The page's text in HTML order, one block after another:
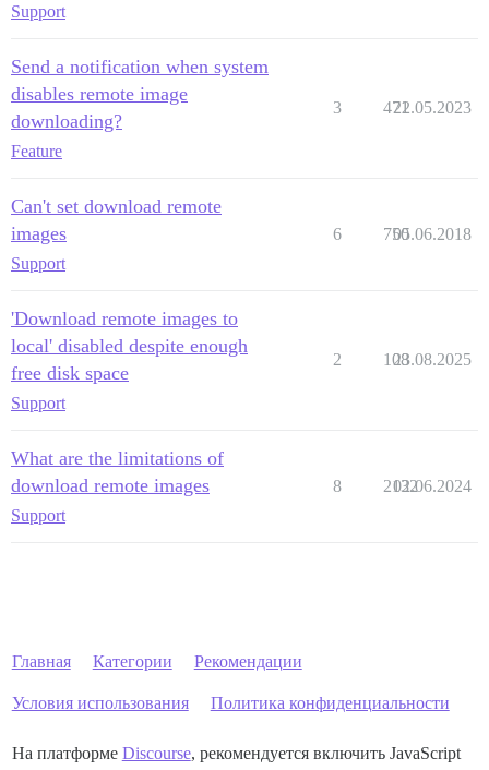
Support
Send a notification when system
disables remote image
downloading?
Feature
3 471
22.05.2023
Can't set download remote
images
Support
6 750
05.06.2018
'Download remote images to
local' disabled despite enough
free disk space
Support
2 108
23.08.2025
What are the limitations of
download remote images
Support
8 2132
02.06.2024
Главная Категории Рекомендации
Условия использования Политика конфиденциальности
На платформе Discourse, рекомендуется включить JavaScript